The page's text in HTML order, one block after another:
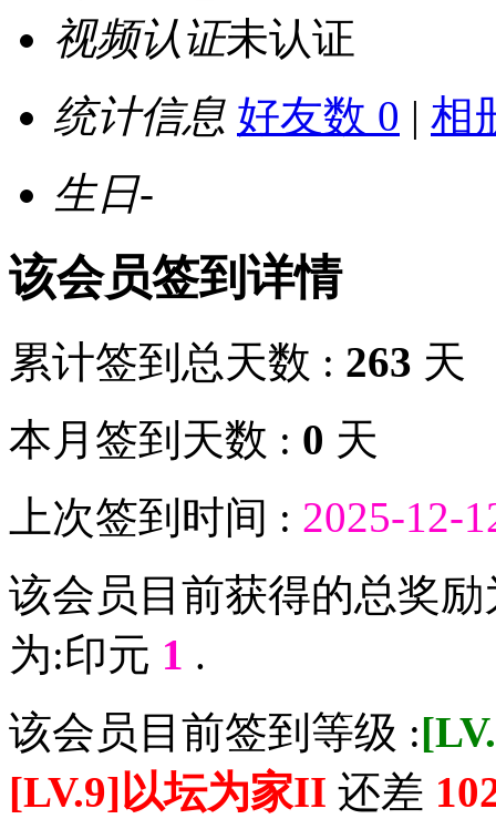
视频认证未认证
统计信息 好友数 0 | 相
生日-
该会员签到详情
累计签到总天数 : 263 天
本月签到天数 : 0 天
上次签到时间 : 2025-12-
该会员目前获得的总奖
为:印元 1 .
该会员目前签到等级 :
[LV.9]以坛为家II 还差